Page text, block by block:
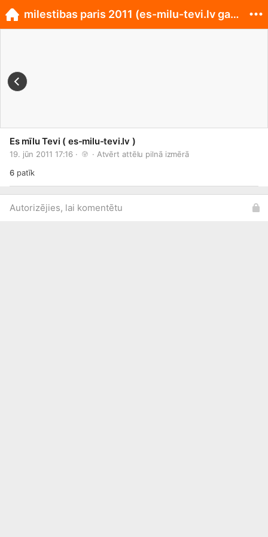
Es mīlu Tevi ( es-milu-tevi.lv )
19. jūn 2011 17:16 · · Atvērt attēlu pilnā izmērā
6patīk
Autorizējies, lai komentētu
milestibas paris 2011 (es-milu-tevi.lv gada balva)